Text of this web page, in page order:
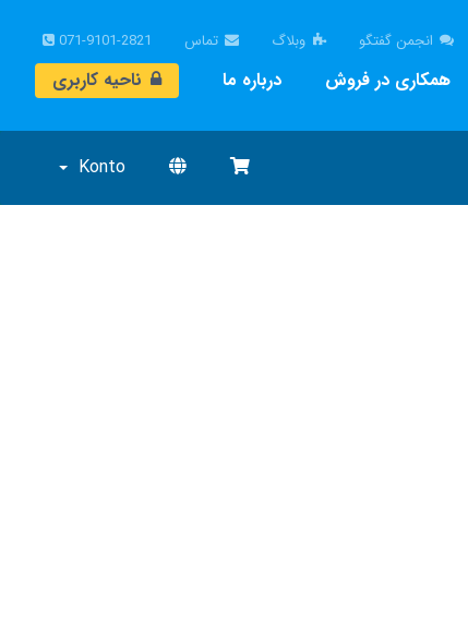
ناحیه کاربری درباره ما همکاری در فروش
071-9101-2821 تماس وبلاگ انجمن گفتگو
Konto